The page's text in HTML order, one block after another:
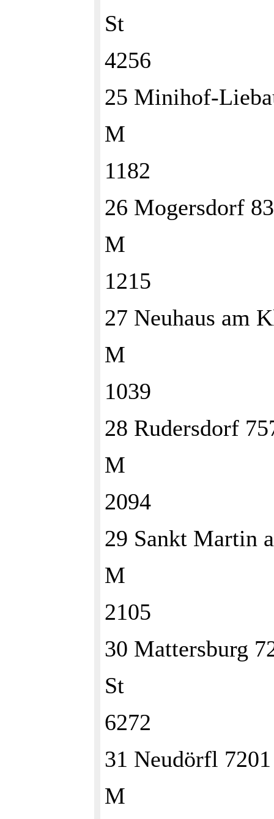
St
4256
25 Minihof-
M
1182
26 Mogersdorf
M
1215
27 Neuhaus am
M
1039
28 Rudersdorf
M
2094
29 Sankt Martin
M
2105
30 Mattersburg
St
6272
31 Neudörfl
M